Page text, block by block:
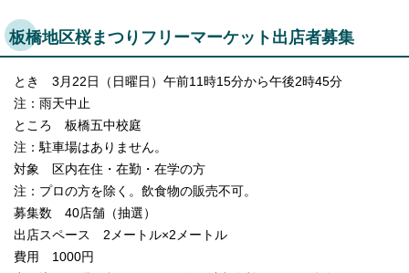
板橋地区桜まつりフリーマーケット出店者募集
とき 3月22日（日曜日）午前11時15分から午後2時45分
注：雨天中止
ところ 板橋五中校庭
注：駐車場はありません。
対象 区内在住・在勤・在学の方
注：プロの方を除く。飲食物の販売不可。
募集数 40店舗（抽選）
出店スペース 2メートル×2メートル
費用 1000円